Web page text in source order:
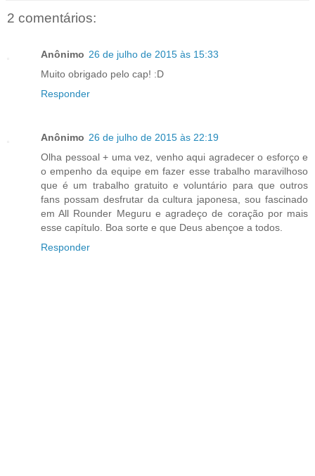
2 comentários:
Anônimo 26 de julho de 2015 às 15:33
Muito obrigado pelo cap! :D
Responder
Anônimo 26 de julho de 2015 às 22:19
Olha pessoal + uma vez, venho aqui agradecer o esforço e
o empenho da equipe em fazer esse trabalho maravilhoso
que é um trabalho gratuito e voluntário para que outros
fans possam desfrutar da cultura japonesa, sou fascinado
em All Rounder Meguru e agradeço de coração por mais
esse capítulo. Boa sorte e que Deus abençoe a todos.
Responder